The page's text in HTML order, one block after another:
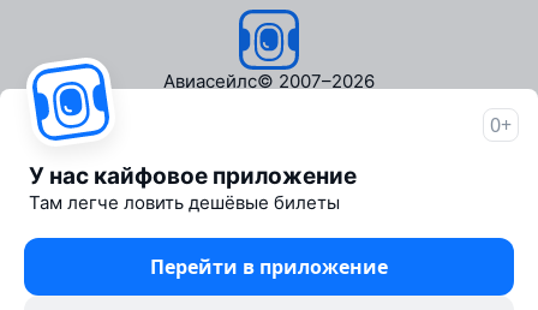
Авиасейлс© 2007–2026
Пресс‑центр
Travelpayouts
Партнёрская программа
Медиа Yo'lovchi
Трэвел‑медиа Aviasales.uz
0+
У нас кайфовое приложение
Там легче ловить дешёвые билеты
Перейти в приложение